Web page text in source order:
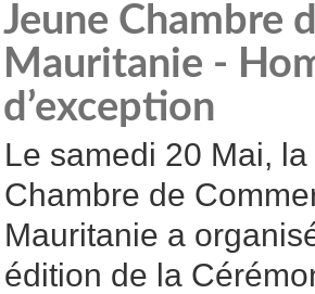
Jeune Chambre
Mauritanie -
d’exception
Le samedi 20 Mai,
Chambre de
Mauritanie a
édition de la